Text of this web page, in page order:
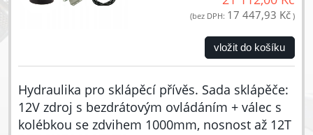
(bez DPH: 17 447,93 Kč )
vložit do košíku
Hydraulika pro sklápěcí přívěs. Sada sklápěče:
12V zdroj s bezdrátovým ovládáním + válec s
kolébkou se zdvihem 1000mm, nosnost až 12T